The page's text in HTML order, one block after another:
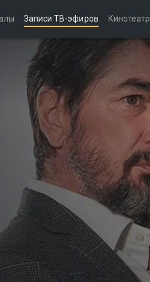
Записи ТВ-эфиров Кинотеатр